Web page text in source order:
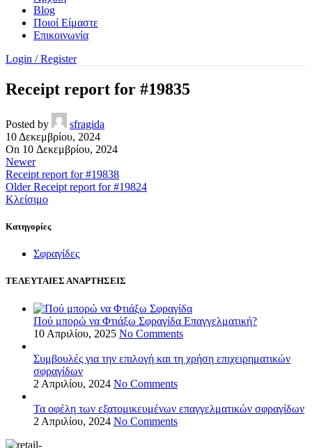
Blog
Ποιοί Είμαστε
Επικοινωνία
Login / Register
Receipt report for #19835
Posted by
sfragida
10 Δεκεμβρίου, 2024
On 10 Δεκεμβρίου, 2024
Newer
Receipt report for #19838
Older Receipt report for #19824
Κλείσιμο
Kατηγορίες
Σφραγίδες
ΤΕΛΕΥΤΑΙΕΣ ΑΝΑΡΤΗΣΕΙΣ
Πού μπορώ να Φτιάξω Σφραγίδα Επαγγελματική?
10 Απριλίου, 2025 No Comments
Συμβουλές για την επιλογή και τη χρήση επιχειρηματικών
σφραγίδων
2 Απριλίου, 2024 No Comments
Τα οφέλη των εξατομικευμένων επαγγελματικών σφραγίδων
2 Απριλίου, 2024 No Comments